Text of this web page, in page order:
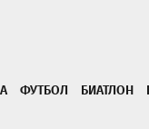
ФУТБОЛ БИАТЛОН